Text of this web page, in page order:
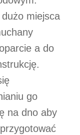
miejsca
a do
go
na dno aby